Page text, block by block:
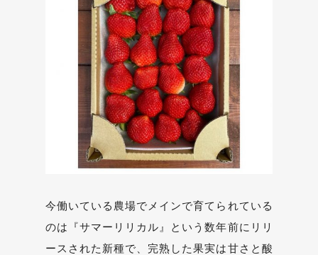
今働いている農場でメインで育てられている
のは『サマーリリカル』という数年前にリリ
ースされた新種で、完熟した果実は甘さと酸